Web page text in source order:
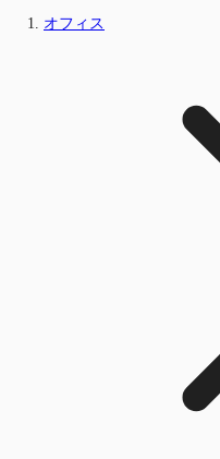
オフィス